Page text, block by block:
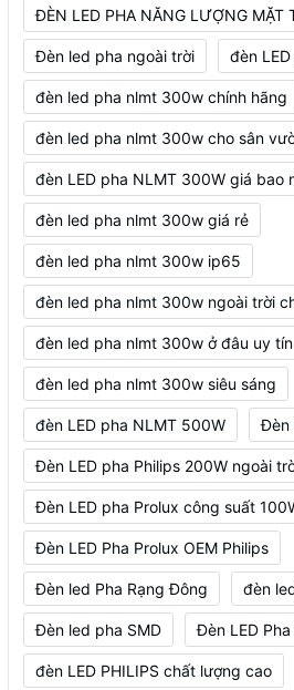
ĐÈN LED PHA NĂNG LƯỢNG MẶT
Đèn led pha ngoài trời đèn
đèn led pha nlmt 300w chính hãng
đèn led pha nlmt 300w cho sân
đèn LED pha NLMT 300W giá bao
đèn led pha nlmt 300w giá rẻ
đèn led pha nlmt 300w ip65
đèn led pha nlmt 300w ngoài trời
đèn led pha nlmt 300w ở đâu uy tín
đèn led pha nlmt 300w siêu sáng
đèn LED pha NLMT 500W Đèn
Đèn LED pha Philips 200W ngoài
Đèn LED pha Prolux công suất
Đèn LED Pha Prolux OEM Philips
Đèn led Pha Rạng Đông đèn
Đèn led pha SMD Đèn LED
đèn LED PHILIPS chất lượng cao